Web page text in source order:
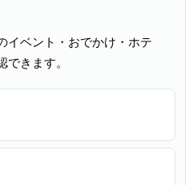
イベント・おでかけ・ホテ
できます。